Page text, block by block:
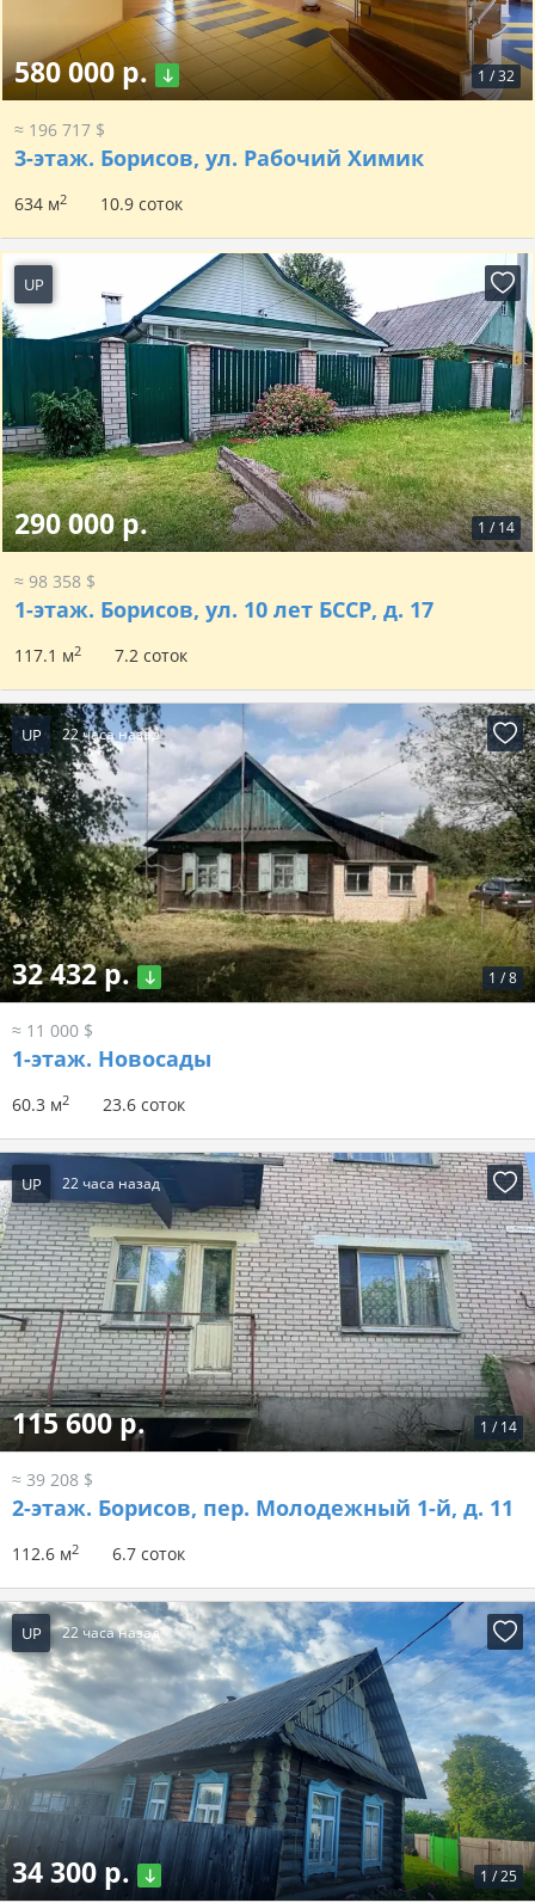
1 /32
580 000 р.
≈ 196 717 $
3-этаж. Борисов, ул. Рабочий Химик
634 м2 10.9 соток
UP
1 / 14
290 000 р.
≈ 98 358 $
1-этаж. Борисов, ул. 10 лет БССР, д. 17
117.1 м2 7.2 соток
UP 22 часа назад
1 /8
32 432 р.
≈ 11 000 $
1-этаж. Новосады
60.3 м2 23.6 соток
UP 22 часа назад
1 / 14
115 600 р.
≈ 39 208 $
2-этаж. Борисов, пер. Молодежный 1-й, д. 11
112.6 м2 6.7 соток
UP 22 часа назад
1 /25
34 300 р.